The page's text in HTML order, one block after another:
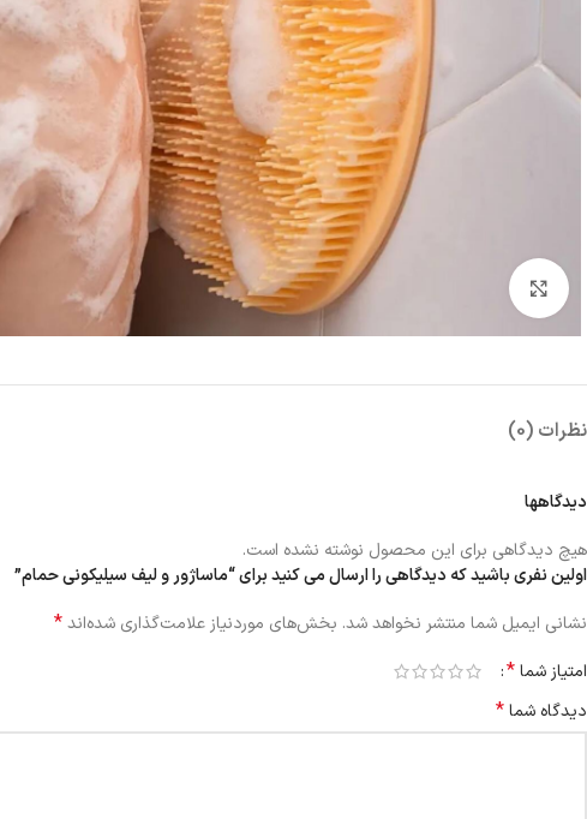
نظرات (0)
دیدگاهها
هیچ دیدگاهی برای این محصول نوشته نشده است.
اولین نفری باشید که دیدگاهی را ارسال می کنید برای “ماساژور و لیف سیلیکونی حمام”
نشانی ایمیل شما منتشر نخواهد شد. بخش‌های موردنیاز علامت‌گذاری شده‌اند*
امتیاز شما*
دیدگاه شما*